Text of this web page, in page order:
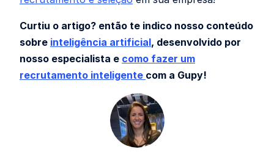
Curtiu o artigo? então te indico nosso conteúdo
sobre inteligência artificial, desenvolvido por
nosso especialista e como fazer um
recrutamento inteligente com a Gupy!